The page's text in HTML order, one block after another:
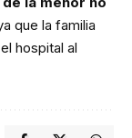
ya que la familia
hospital al